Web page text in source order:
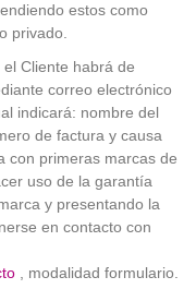
estos como
privado.
Cliente habrá de
correo electrónico
indicará: nombre del
de factura y causa
con primeras marcas de
uso de la garantía
y presentando la
en contacto con
, modalidad formulario.